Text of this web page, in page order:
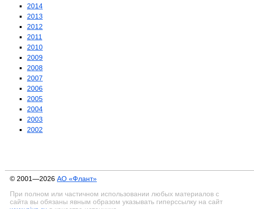
2014
2013
2012
2011
2010
2009
2008
2007
2006
2005
2004
2003
2002
© 2001—2026 АО «Флант»
При полном или частичном использовании любых материалов с
сайта вы обязаны явным образом указывать гиперссылку на сайт